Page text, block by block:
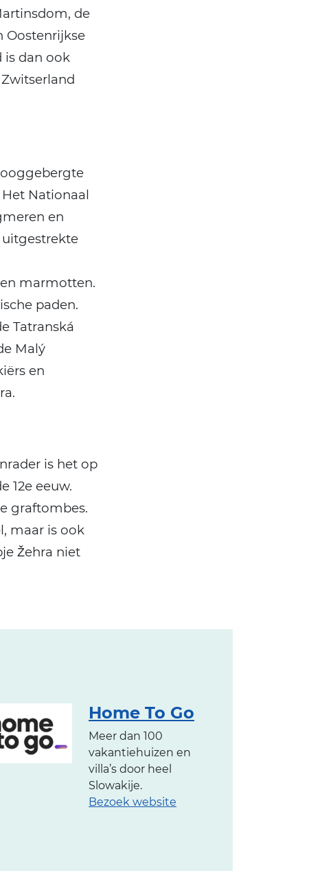
de
Oostenrijkse
is dan ook
Nationaal
en
uitgestrekte
marmotten.
paden.
Tatranská
Malý
en
is het op
12e eeuw.
graftombes.
maar is ook
Žehra niet
Home To Go
Meer dan 100
vakantiehuizen en
villa’s door heel
Slowakije.
Bezoek website